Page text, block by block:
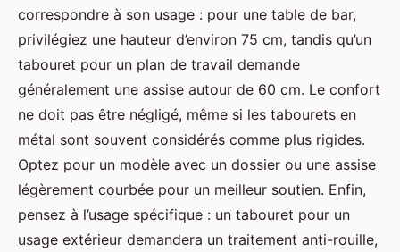
correspondre à son usage : pour une table de bar,
privilégiez une hauteur d’environ 75 cm, tandis qu’un
tabouret pour un plan de travail demande
généralement une assise autour de 60 cm. Le confort
ne doit pas être négligé, même si les tabourets en
métal sont souvent considérés comme plus rigides.
Optez pour un modèle avec un dossier ou une assise
légèrement courbée pour un meilleur soutien. Enfin,
pensez à l’usage spécifique : un tabouret pour un
usage extérieur demandera un traitement anti-rouille,